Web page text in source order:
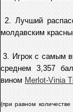
2. Лучший
молдавским
3. Игрок с самым
среднем 3,357
вином Merlot-Vinia
(при равном